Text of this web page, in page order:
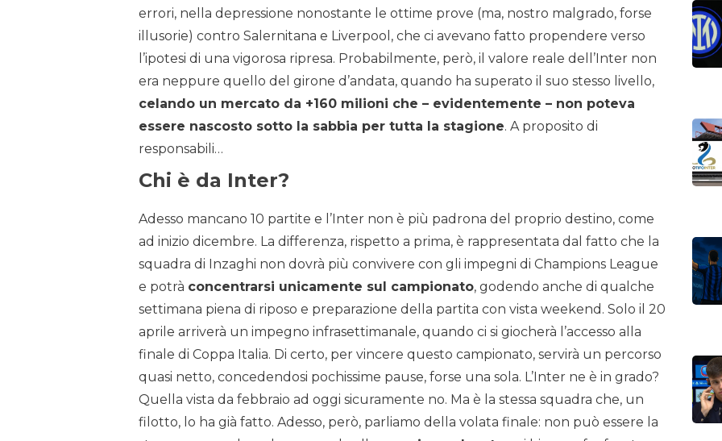
errori, nella depressione nonostante le ottime prove (ma, nostro malgrado, forse
illusorie) contro Salernitana e Liverpool, che ci avevano fatto propendere verso
l’ipotesi di una vigorosa ripresa. Probabilmente, però, il valore reale dell’Inter non
era neppure quello del girone d’andata, quando ha superato il suo stesso livello,
celando un mercato da +160 milioni che – evidentemente – non poteva
essere nascosto sotto la sabbia per tutta la stagione. A proposito di
responsabili…
Chi è da Inter?
Adesso mancano 10 partite e l’Inter non è più padrona del proprio destino, come
ad inizio dicembre. La differenza, rispetto a prima, è rappresentata dal fatto che la
squadra di Inzaghi non dovrà più convivere con gli impegni di Champions League
e potrà concentrarsi unicamente sul campionato, godendo anche di qualche
settimana piena di riposo e preparazione della partita con vista weekend. Solo il 20
aprile arriverà un impegno infrasettimanale, quando ci si giocherà l’accesso alla
finale di Coppa Italia. Di certo, per vincere questo campionato, servirà un percorso
quasi netto, concedendosi pochissime pause, forse una sola. L’Inter ne è in grado?
Quella vista da febbraio ad oggi sicuramente no. Ma è la stessa squadra che, un
filotto, lo ha già fatto. Adesso, però, parliamo della volata finale: non può essere la